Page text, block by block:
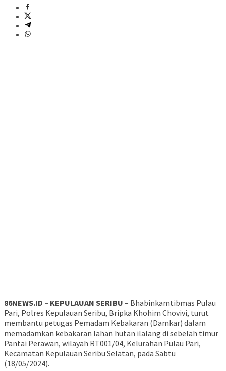
86NEWS.ID – KEPULAUAN SERIBU – Bhabinkamtibmas Pulau
Pari, Polres Kepulauan Seribu, Bripka Khohim Chovivi, turut
membantu petugas Pemadam Kebakaran (Damkar) dalam
memadamkan kebakaran lahan hutan ilalang di sebelah timur
Pantai Perawan, wilayah RT001/04, Kelurahan Pulau Pari,
Kecamatan Kepulauan Seribu Selatan, pada Sabtu
(18/05/2024).